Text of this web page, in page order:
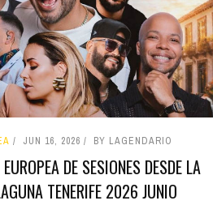
JUN 16, 2026 BY LAGENDARIO
DE SESIONES DESDE LA
TENERIFE 2026 JUNIO